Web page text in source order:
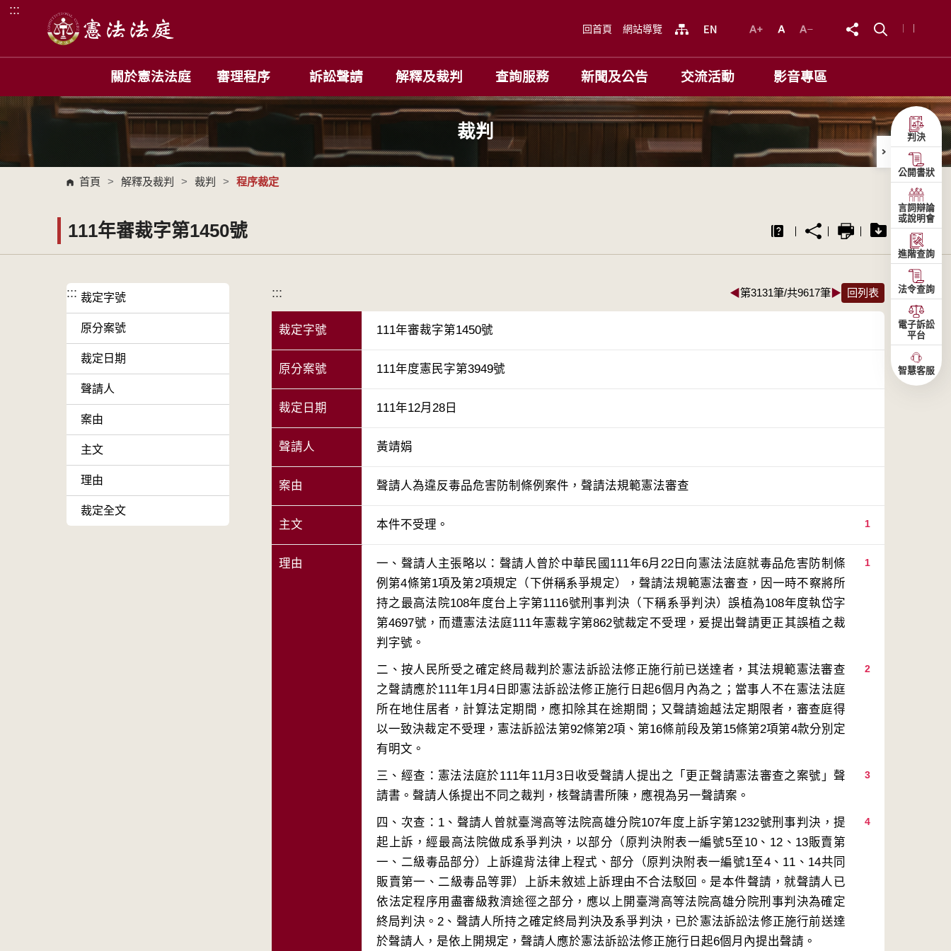
跳到主要內容區塊
:::
回首頁 網站導覽
關於憲法法庭 審理程序 訴訟聲請 解釋及裁判 查詢服務 新聞及公告 交流活動 影音專區
裁判
首頁 > 解釋及裁判 > 裁判 > 程序裁定
111年審裁字第1450號
::: 裁定字號
原分案號
裁定日期
聲請人
案由
主文
理由
裁定全文
::: ◀第3131筆/共9617筆▶ 回列表
裁定字號 111年審裁字第1450號
原分案號 111年度憲民字第3949號
裁定日期 111年12月28日
聲請人 黃靖娟
案由 聲請人為違反毒品危害防制條例案件，聲請法規範憲法審查
主文 1
本件不受理。
理由 1
一、聲請人主張略以：聲請人曾於中華民國111年6月22日向憲法法庭就毒品危害防制條
例第4條第1項及第2項規定（下併稱系爭規定），聲請法規範憲法審查，因一時不察將所
持之最高法院108年度台上字第1116號刑事判決（下稱系爭判決）誤植為108年度執岱字
第4697號，而遭憲法法庭111年憲裁字第862號裁定不受理，爰提出聲請更正其誤植之裁
2
二、按人民所受之確定終局裁判於憲法訴訟法修正施行前已送達者，其法規範憲法審查
之聲請應於111年1月4日即憲法訴訟法修正施行日起6個月內為之；當事人不在憲法法庭
所在地住居者，計算法定期間，應扣除其在途期間；又聲請逾越法定期限者，審查庭得
以一致決裁定不受理，憲法訴訟法第92條第2項、第16條前段及第15條第2項第4款分別定
3
三、經查：憲法法庭於111年11月3日收受聲請人提出之「更正聲請憲法審查之案號」聲
4
四、次查：1、聲請人曾就臺灣高等法院高雄分院107年度上訴字第1232號刑事判決，提
起上訴，經最高法院做成系爭判決，以部分（原判決附表一編號5至10、12、13販賣第
一、二級毒品部分）上訴違背法律上程式、部分（原判決附表一編號1至4、11、14共同
販賣第一、二級毒品等罪）上訴未敘述上訴理由不合法駁回。是本件聲請，就聲請人已
依法定程序用盡審級救濟途徑之部分，應以上開臺灣高等法院高雄分院刑事判決為確定
終局判決。2、聲請人所持之確定終局判決及系爭判決，已於憲法訴訟法修正施行前送達
判決
公開書狀
言詞辯論
或說明會
進階查詢
法令查詢
電子訴訟
平台
智慧客服